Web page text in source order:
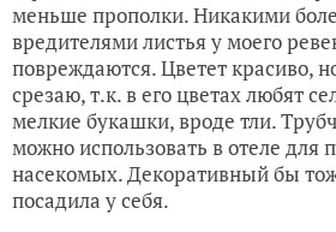
меньше прополки. Никакими
вредителями листья у моего
повреждаются. Цветет красиво,
срезаю, т.к. в его цветах любят
мелкие букашки, вроде тли.
можно использовать в отеле для
насекомых. Декоративный бы
посадила у себя.